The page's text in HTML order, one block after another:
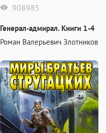
908985
Генерал-адмирал. Книги 1-4
Роман Валерьевич Злотников